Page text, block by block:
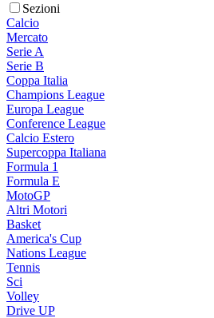
Sezioni
Calcio
Mercato
Serie A
Serie B
Coppa Italia
Champions League
Europa League
Conference League
Calcio Estero
Supercoppa Italiana
Formula 1
Formula E
MotoGP
Altri Motori
Basket
America's Cup
Nations League
Tennis
Sci
Volley
Drive UP